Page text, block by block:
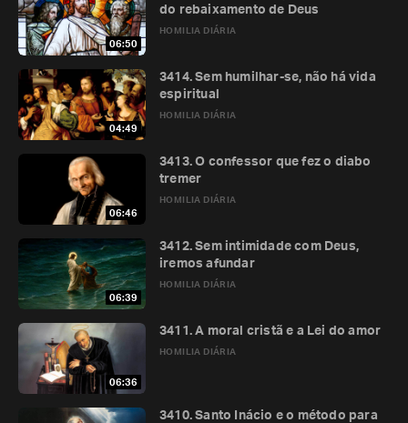
06:50
HOMILIA DIÁRIA
do rebaixamento de Deus
04:49
HOMILIA DIÁRIA
3414. Sem humilhar-se, não há vida
espiritual
06:46
HOMILIA DIÁRIA
3413. O confessor que fez o diabo
tremer
06:39
HOMILIA DIÁRIA
3412. Sem intimidade com Deus,
iremos afundar
06:36
HOMILIA DIÁRIA
3411. A moral cristã e a Lei do amor
3410. Santo Inácio e o método para